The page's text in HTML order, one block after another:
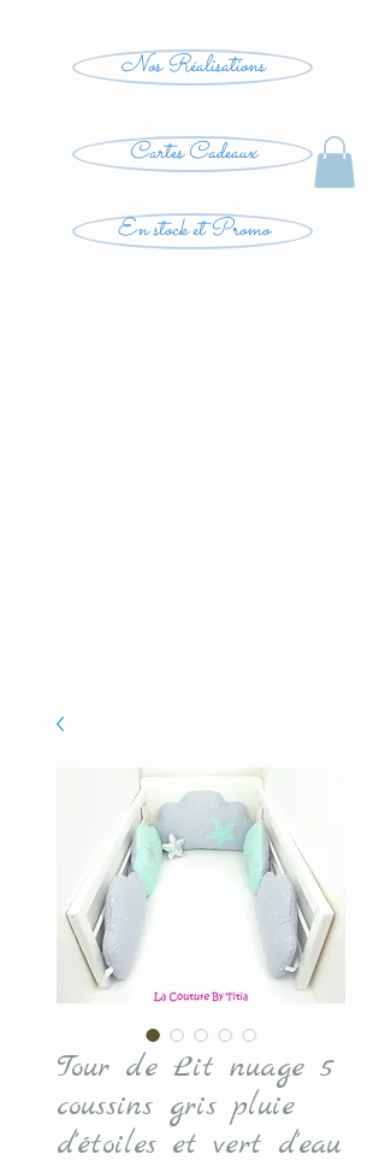
Nos Réalisations
Cartes Cadeaux
En stock et Promo
Tour de Lit nuage 5
coussins gris pluie
d'étoiles et vert d'eau